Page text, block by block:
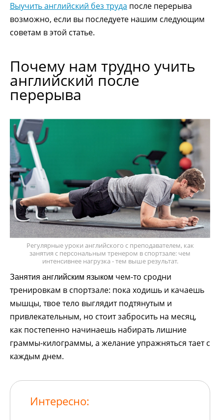
Выучить английский без труда после перерыва
возможно, если вы последуете нашим следующим
советам в этой статье.
Почему нам трудно учить
английский после
перерыва
Регулярные уроки английского с преподавателем, как
занятия с персональным тренером в спортзале: чем
интенсивнее нагрузка - тем выше результат.
Занятия английским языком чем-то сродни
тренировкам в спортзале: пока ходишь и качаешь
мышцы, твое тело выглядит подтянутым и
привлекательным, но стоит забросить на месяц,
как постепенно начинаешь набирать лишние
граммы-килограммы, а желание упражняться тает с
каждым днем.
Интересно: